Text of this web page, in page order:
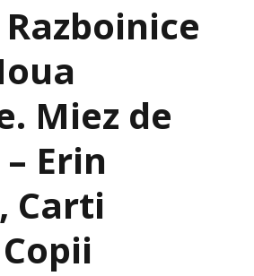
Miez de
Erin
Carti